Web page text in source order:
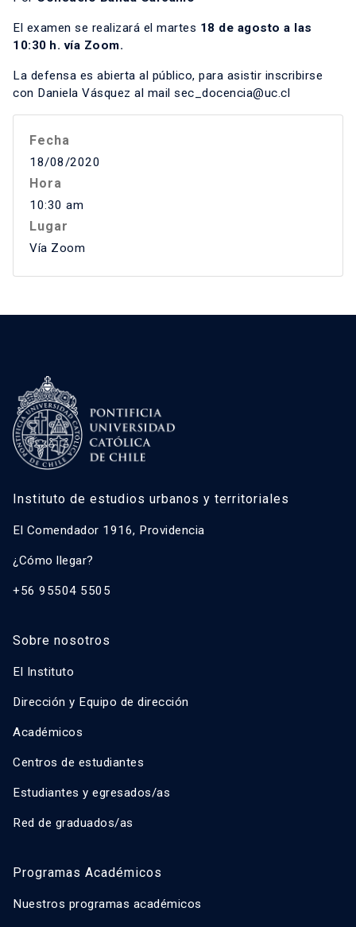
El examen se realizará el martes 18 de agosto a las
10:30 h. vía Zoom.
La defensa es abierta al público, para asistir inscribirse
con Daniela Vásquez al mail sec_docencia@uc.cl
Fecha
18/08/2020
Hora
10:30 am
Lugar
Vía Zoom
Instituto de estudios urbanos y territoriales
El Comendador 1916, Providencia
¿Cómo llegar?
+56 95504 5505
Sobre nosotros
El Instituto
Dirección y Equipo de dirección
Académicos
Centros de estudiantes
Estudiantes y egresados/as
Red de graduados/as
Programas Académicos
Nuestros programas académicos